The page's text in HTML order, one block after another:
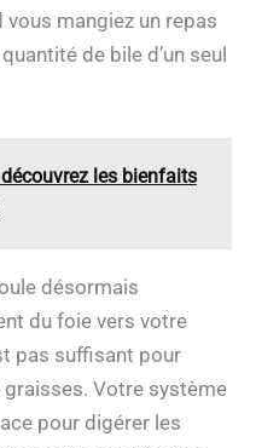
vous mangiez un repas
de bile d’un seul
les bienfaits
désormais
du foie vers votre
pas suffisant pour
graisses. Votre système
pour digérer les